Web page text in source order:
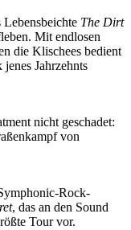
The Dirt
Mit endlosen
die Klischees bedient
Jahrzehnts
nicht geschadet:
von
Rock-
, das an den Sound
Tour vor.